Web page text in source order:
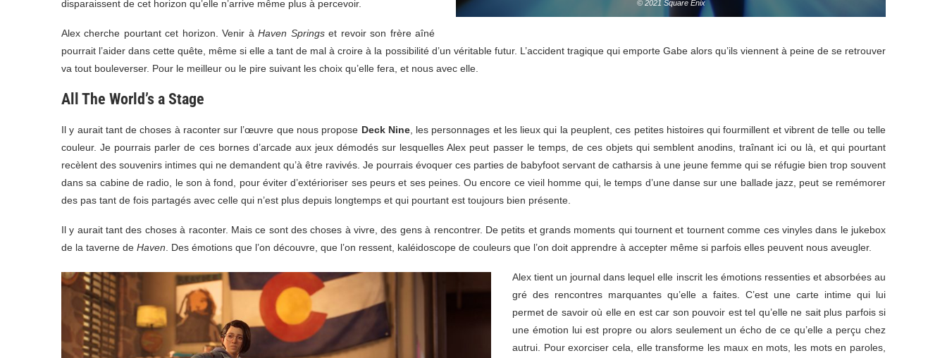
© 2021 Square Enix
disparaissent de cet horizon qu’elle n’arrive même plus à percevoir.
Alex cherche pourtant cet horizon. Venir àHaven Springset revoir son frère aîné
pourrait l’aider dans cette quête, même si elle a tant de mal à croire à la possibilité d’un véritable futur. L’accident tragique qui emporte Gabe alors qu’ils viennent à peine de se retrouver
va tout bouleverser. Pour le meilleur ou le pire suivant les choix qu’elle fera, et nous avec elle.
All The World’s a Stage
Il y aurait tant de choses à raconter sur l’œuvre que nous propose Deck Nine, les personnages et les lieux qui la peuplent, ces petites histoires qui fourmillent et vibrent de telle ou telle
couleur. Je pourrais parler de ces bornes d’arcade aux jeux démodés sur lesquelles Alex peut passer le temps, de ces objets qui semblent anodins, traînant ici ou là, et qui pourtant
recèlent des souvenirs intimes qui ne demandent qu’à être ravivés. Je pourrais évoquer ces parties de babyfoot servant de catharsis à une jeune femme qui se réfugie bien trop souvent
dans sa cabine de radio, le son à fond, pour éviter d’extérioriser ses peurs et ses peines. Ou encore ce vieil homme qui, le temps d’une danse sur une ballade jazz, peut se remémorer
des pas tant de fois partagés avec celle qui n’est plus depuis longtemps et qui pourtant est toujours bien présente.
Il y aurait tant des choses à raconter. Mais ce sont des choses à vivre, des gens à rencontrer. De petits et grands moments qui tournent et tournent comme ces vinyles dans le jukebox
de la taverne de Haven . Des émotions que l’on découvre, que l’on ressent, kaléidoscope de couleurs que l’on doit apprendre à accepter même si parfois elles peuvent nous aveugler.
Alex tient un journal dans lequel elle inscrit les émotions ressenties et absorbées au
gré des rencontres marquantes qu’elle a faites. C’est une carte intime qui lui
permet de savoir où elle en est car son pouvoir est tel qu’elle ne sait plus parfois si
une émotion lui est propre ou alors seulement un écho de ce qu’elle a perçu chez
autrui. Pour exorciser cela, elle transforme les maux en mots, les mots en paroles,